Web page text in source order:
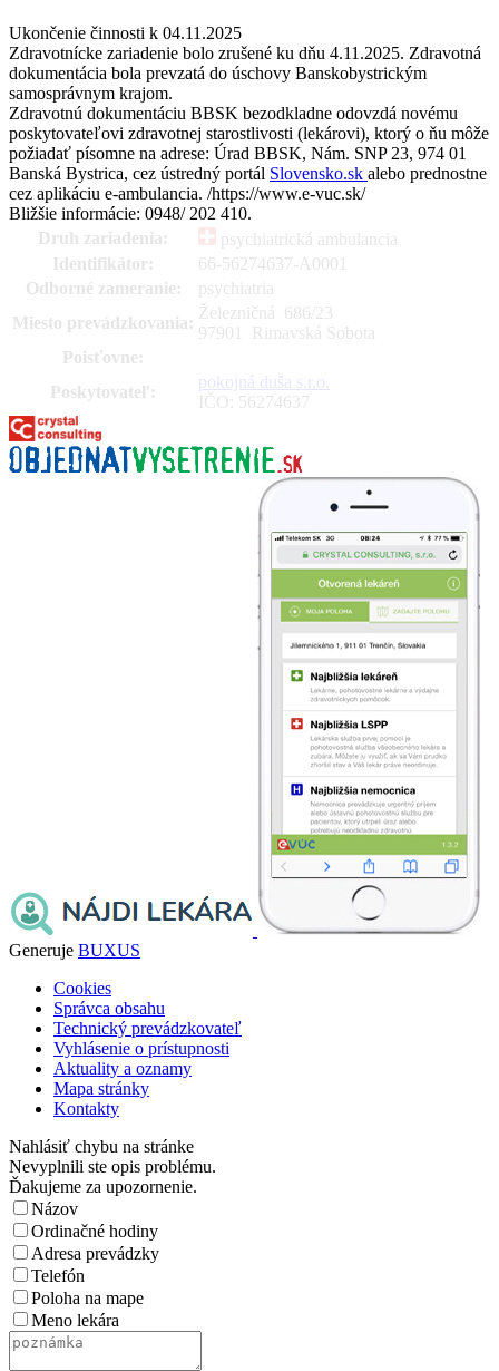
Ukončenie činnosti k 04.11.2025
Zdravotnícke zariadenie bolo zrušené ku dňu 4.11.2025. Zdravotná
dokumentácia bola prevzatá do úschovy Banskobystrickým
samosprávnym krajom.
Zdravotnú dokumentáciu BBSK bezodkladne odovzdá novému
poskytovateľovi zdravotnej starostlivosti (lekárovi), ktorý o ňu môže
požiadať písomne na adrese: Úrad BBSK, Nám. SNP 23, 974 01
Banská Bystrica, cez ústredný portál Slovensko.sk alebo prednostne
cez aplikáciu e-ambulancia. /https://www.e-vuc.sk/
Bližšie informácie: 0948/ 202 410.
Druh zariadenia:
psychiatrická ambulancia
Identifikátor:
66-56274637-A0001
Odborné zameranie:
psychiatria
Miesto prevádzkovania:
Železničná 686 23
97901 Rimavská Sobota
Poisťovne:
Poskytovateľ:
pokojná duša s.r.o.
IČO: 56274637
Generuje BUXUS
Cookies
Správca obsahu
Technický prevádzkovateľ
Vyhlásenie o prístupnosti
Aktuality a oznamy
Mapa stránky
Kontakty
Nahlásiť chybu na stránke
Nevyplnili ste opis problému.
Ďakujeme za upozornenie.
Názov
Ordinačné hodiny
Adresa prevádzky
Telefón
Poloha na mape
Meno lekára